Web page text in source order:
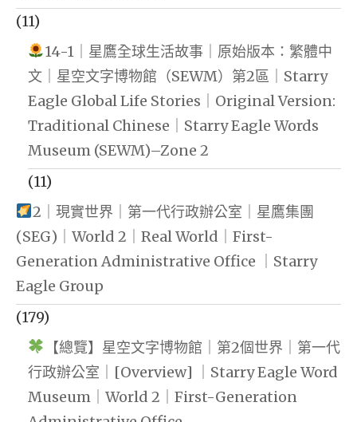
(11)
14-1｜星鷹全球生活故事｜原始版本：繁體中
文｜星空文字博物館（SEWM）第2區｜Starry
Eagle Global Life Stories｜Original Version:
Traditional Chinese｜Starry Eagle Words
Museum (SEWM)–Zone 2
(11)
2｜現實世界｜第一代行政辦公室｜星鷹集團
(SEG)｜World 2｜Real World｜First-
Generation Administrative Office ｜Starry
Eagle Group
(179)
【總覽】星空文字博物館｜第2個世界｜第一代
行政辦公室｜[Overview] ｜Starry Eagle Word
Museum｜World 2｜First-Generation